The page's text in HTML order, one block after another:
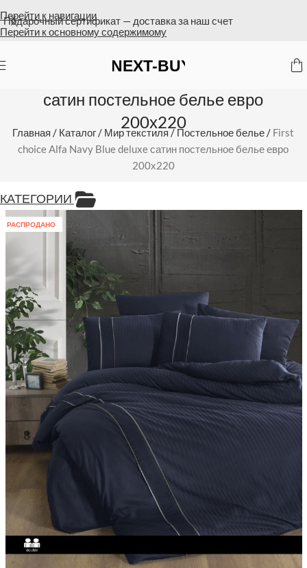
Перейти к навигации
Перейти к основному содержимому
Подарочный сертификат — доставка за наш счет
First choice Alfa Navy Blue deluxe
сатин постельное белье евро
200х220
Главная / Каталог/ Мир текстиля/Постельное белье/ First
choice Alfa Navy Blue deluxe сатин постельное белье евро
200х220
КАТЕГОРИИ
РАСПРОДАНО